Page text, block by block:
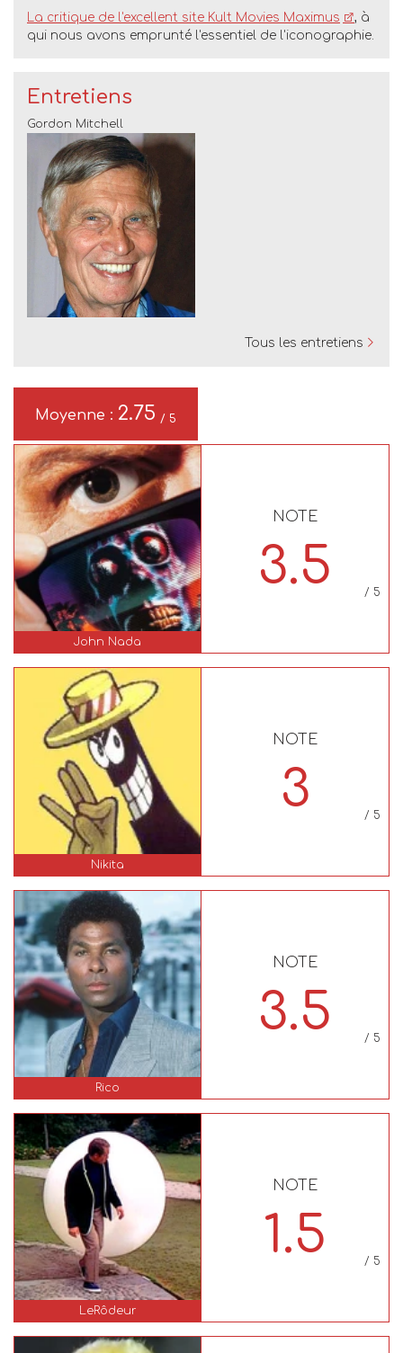
La critique de l'excellent site Kult Movies Maximus
, à
qui nous avons emprunté l'essentiel de l'iconographie.
Entretiens
Gordon Mitchell
Tous les entretiens
Moyenne : 2.75 / 5
John Nada
NOTE
3.5 / 5
Nikita
NOTE
3 / 5
Rico
NOTE
3.5 / 5
LeRôdeur
NOTE
1.5 / 5